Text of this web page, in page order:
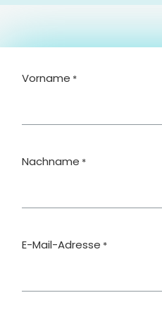
Vorname *
Nachname *
E-Mail-Adresse *